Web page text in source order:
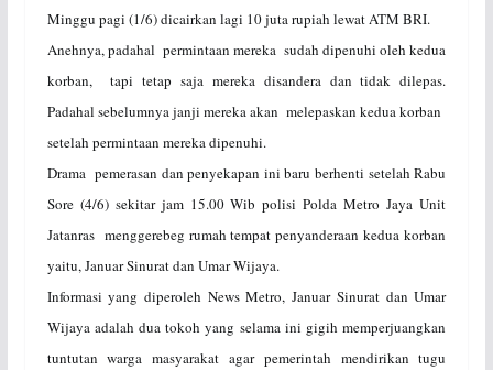
Minggu pagi (1/6) dicairkan lagi 10 juta rupiah lewat ATM BRI.
Anehnya, padahal permintaan mereka sudah dipenuhi oleh kedua
korban, tapi tetap saja mereka disandera dan tidak dilepas.
Padahal sebelumnya janji mereka akan melepaskan kedua korban
setelah permintaan mereka dipenuhi.
Drama pemerasan dan penyekapan ini baru berhenti setelah Rabu
Sore (4/6) sekitar jam 15.00 Wib polisi Polda Metro Jaya Unit
Jatanras menggerebeg rumah tempat penyanderaan kedua korban
yaitu, Januar Sinurat dan Umar Wijaya.
Informasi yang diperoleh News Metro, Januar Sinurat dan Umar
Wijaya adalah dua tokoh yang selama ini gigih memperjuangkan
tuntutan warga masyarakat agar pemerintah mendirikan tugu